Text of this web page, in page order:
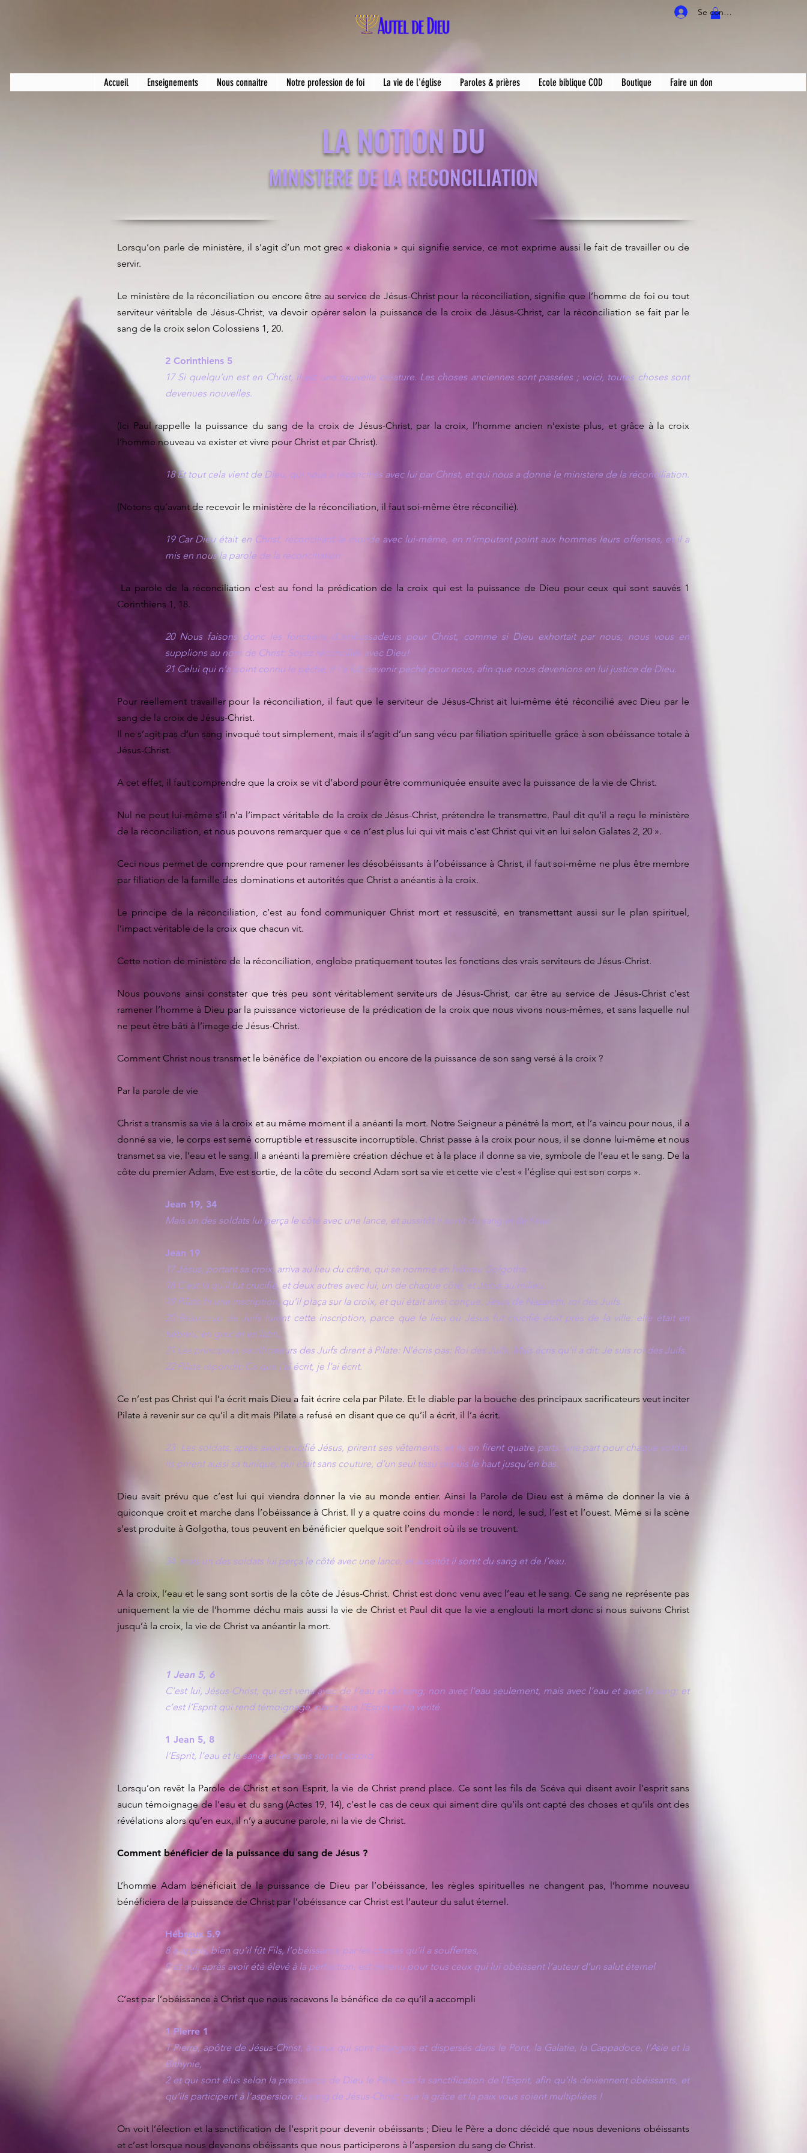
Se connecter
Accueil Enseignements Nous connaitre Notre profession de foi La vie de l'église Paroles & prières Ecole biblique COD Boutique Faire un don
LA NOTION DU
MINISTERE DE LA RECONCILIATION
Lorsqu’on parle de ministère, il s’agit d’un mot grec « diakonia » qui signifie service, ce mot exprime aussi le fait de travailler ou de
servir.
Le ministère de la réconciliation ou encore être au service de Jésus-Christ pour la réconciliation, signifie que l’homme de foi ou tout
serviteur véritable de Jésus-Christ, va devoir opérer selon la puissance de la croix de Jésus-Christ, car la réconciliation se fait par le
sang de la croix selon Colossiens 1, 20.
2 Corinthiens 5
17 Si quelqu’un est en Christ, il est une nouvelle créature. Les choses anciennes sont passées ; voici, toutes choses sont
devenues nouvelles.
(Ici Paul rappelle la puissance du sang de la croix de Jésus-Christ, par la croix, l’homme ancien n’existe plus, et grâce à la croix
l’homme nouveau va exister et vivre pour Christ et par Christ).
18 Et tout cela vient de Dieu, qui nous a réconciliés avec lui par Christ, et qui nous a donné le ministère de la réconciliation.
(Notons qu’avant de recevoir le ministère de la réconciliation, il faut soi-même être réconcilié).
19 Car Dieu était en Christ, réconciliant le monde avec lui-même, en n’imputant point aux hommes leurs offenses, et il a
mis en nous la parole de la réconciliation.
La parole de la réconciliation c’est au fond la prédication de la croix qui est la puissance de Dieu pour ceux qui sont sauvés 1
Corinthiens 1, 18.
20 Nous faisons donc les fonctions d’ambassadeurs pour Christ, comme si Dieu exhortait par nous; nous vous en
supplions au nom de Christ: Soyez réconciliés avec Dieu!
21 Celui qui n’a point connu le péché, il l’a fait devenir péché pour nous, afin que nous devenions en lui justice de Dieu.
Pour réellement travailler pour la réconciliation, il faut que le serviteur de Jésus-Christ ait lui-même été réconcilié avec Dieu par le
sang de la croix de Jésus-Christ.
Il ne s’agit pas d’un sang invoqué tout simplement, mais il s’agit d’un sang vécu par filiation spirituelle grâce à son obéissance totale à
Jésus-Christ.
A cet effet, il faut comprendre que la croix se vit d’abord pour être communiquée ensuite avec la puissance de la vie de Christ.
Nul ne peut lui-même s’il n’a l’impact véritable de la croix de Jésus-Christ, prétendre le transmettre. Paul dit qu’il a reçu le ministère
de la réconciliation, et nous pouvons remarquer que « ce n’est plus lui qui vit mais c’est Christ qui vit en lui selon Galates 2, 20 ».
Ceci nous permet de comprendre que pour ramener les désobéissants à l’obéissance à Christ, il faut soi-même ne plus être membre
par filiation de la famille des dominations et autorités que Christ a anéantis à la croix.
Le principe de la réconciliation, c’est au fond communiquer Christ mort et ressuscité, en transmettant aussi sur le plan spirituel,
l’impact véritable de la croix que chacun vit.
Cette notion de ministère de la réconciliation, englobe pratiquement toutes les fonctions des vrais serviteurs de Jésus-Christ.
Nous pouvons ainsi constater que très peu sont véritablement serviteurs de Jésus-Christ, car être au service de Jésus-Christ c’est
ramener l’homme à Dieu par la puissance victorieuse de la prédication de la croix que nous vivons nous-mêmes, et sans laquelle nul
ne peut être bâti à l’image de Jésus-Christ.
Comment Christ nous transmet le bénéfice de l’expiation ou encore de la puissance de son sang versé à la croix ?
Par la parole de vie
Christ a transmis sa vie à la croix et au même moment il a anéanti la mort. Notre Seigneur a pénétré la mort, et l’a vaincu pour nous, il a
donné sa vie, le corps est semé corruptible et ressuscite incorruptible. Christ passe à la croix pour nous, il se donne lui-même et nous
transmet sa vie, l’eau et le sang. Il a anéanti la première création déchue et à la place il donne sa vie, symbole de l’eau et le sang. De la
côte du premier Adam, Eve est sortie, de la côte du second Adam sort sa vie et cette vie c’est « l’église qui est son corps ».
Jean 19, 34
Mais un des soldats lui perça le côté avec une lance, et aussitôt il sortit du sang et de l’eau.
Jean 19
17 Jésus, portant sa croix, arriva au lieu du crâne, qui se nomme en hébreu Golgotha.
18 C’est là qu’il fut crucifié, et deux autres avec lui, un de chaque côté, et Jésus au milieu.
19 Pilate fit une inscription, qu’il plaça sur la croix, et qui était ainsi conçue: Jésus de Nazareth, roi des Juifs.
20 Beaucoup de Juifs lurent cette inscription, parce que le lieu où Jésus fut crucifié était près de la ville: elle était en
hébreu, en grec et en latin.
21 Les principaux sacrificateurs des Juifs dirent à Pilate: N’écris pas: Roi des Juifs. Mais écris qu’il a dit: Je suis roi des Juifs.
22 Pilate répondit: Ce que j’ai écrit, je l’ai écrit.
Ce n’est pas Christ qui l’a écrit mais Dieu a fait écrire cela par Pilate. Et le diable par la bouche des principaux sacrificateurs veut inciter
Pilate à revenir sur ce qu’il a dit mais Pilate a refusé en disant que ce qu’il a écrit, il l’a écrit.
23 Les soldats, après avoir crucifié Jésus, prirent ses vêtements, et ils en firent quatre parts, une part pour chaque soldat.
Ils prirent aussi sa tunique, qui était sans couture, d’un seul tissu depuis le haut jusqu’en bas.
Dieu avait prévu que c’est lui qui viendra donner la vie au monde entier. Ainsi la Parole de Dieu est à même de donner la vie à
quiconque croit et marche dans l’obéissance à Christ. Il y a quatre coins du monde : le nord, le sud, l’est et l’ouest. Même si la scène
s’est produite à Golgotha, tous peuvent en bénéficier quelque soit l’endroit où ils se trouvent.
34 mais un des soldats lui perça le côté avec une lance, et aussitôt il sortit du sang et de l’eau.
A la croix, l’eau et le sang sont sortis de la côte de Jésus-Christ. Christ est donc venu avec l’eau et le sang. Ce sang ne représente pas
uniquement la vie de l’homme déchu mais aussi la vie de Christ et Paul dit que la vie a englouti la mort donc si nous suivons Christ
jusqu’à la croix, la vie de Christ va anéantir la mort.
1 Jean 5, 6
C’est lui, Jésus-Christ, qui est venu avec de l’eau et du sang; non avec l’eau seulement, mais avec l’eau et avec le sang; et
c’est l’Esprit qui rend témoignage, parce que l’Esprit est la vérité.
1 Jean 5, 8
l’Esprit, l’eau et le sang, et les trois sont d’accord.
Lorsqu’on revêt la Parole de Christ et son Esprit, la vie de Christ prend place. Ce sont les fils de Scéva qui disent avoir l’esprit sans
aucun témoignage de l’eau et du sang (Actes 19, 14), c’est le cas de ceux qui aiment dire qu’ils ont capté des choses et qu’ils ont des
révélations alors qu’en eux, il n’y a aucune parole, ni la vie de Christ.
Comment bénéficier de la puissance du sang de Jésus ?
L’homme Adam bénéficiait de la puissance de Dieu par l’obéissance, les règles spirituelles ne changent pas, l’homme nouveau
bénéficiera de la puissance de Christ par l’obéissance car Christ est l’auteur du salut éternel.
Hébreux 5.9
8 a appris, bien qu’il fût Fils, l’obéissance par les choses qu’il a souffertes,
9 et qui, après avoir été élevé à la perfection, est devenu pour tous ceux qui lui obéissent l’auteur d’un salut éternel
C’est par l’obéissance à Christ que nous recevons le bénéfice de ce qu’il a accompli
1 Pierre 1
1 Pierre, apôtre de Jésus-Christ, à ceux qui sont étrangers et dispersés dans le Pont, la Galatie, la Cappadoce, l’Asie et la
Bithynie,
2 et qui sont élus selon la prescience de Dieu le Père, par la sanctification de l’Esprit, afin qu’ils deviennent obéissants, et
qu’ils participent à l’aspersion du sang de Jésus-Christ: que la grâce et la paix vous soient multipliées !
On voit l’élection et la sanctification de l’esprit pour devenir obéissants ; Dieu le Père a donc décidé que nous devenions obéissants
et c’est lorsque nous devenons obéissants que nous participerons à l’aspersion du sang de Christ.